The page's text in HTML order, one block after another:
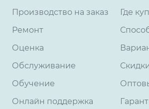
Производство на заказ
Ремонт
Оценка
Обслуживание
Обучение
Онлайн поддержка
Где